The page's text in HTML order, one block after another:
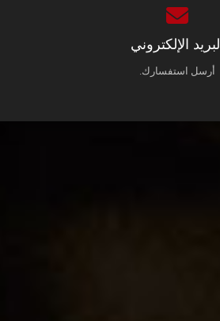
البريد الإلكتروني
أرسل استفسارك.